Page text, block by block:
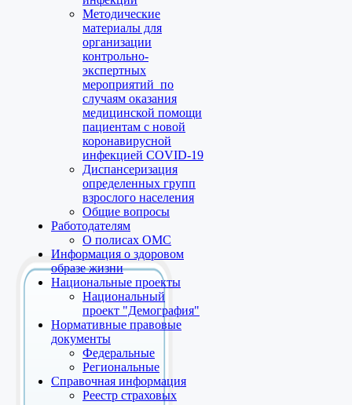
Методические
материалы для
организации
контрольно-
экспертных
мероприятий по
случаям оказания
медицинской помощи
пациентам с новой
коронавирусной
инфекцией COVID-19
Диспансеризация
определенных групп
взрослого населения
Общие вопросы
Работодателям
О полисах ОМС
Информация о здоровом
образе жизни
Национальные проекты
Национальный
проект "Демография"
Нормативные правовые
документы
Федеральные
Региональные
Справочная информация
Реестр страховых